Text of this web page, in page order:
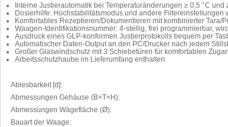
Interne Justierautomatik bei Temperaturänderungen ≥ 0,5 °C
Dosierhilfe: Hochstabilitätsmodus und andere Filtereinstellungen
Komfortables Rezeptieren/Dokumentieren mit kombinierter
Waagen-Identifikationsnummer: 4-stellig, frei programmierbar,
Ausdruck eines GLP-konformen Justierprotokolls bequem per
Automatischer Daten-Output an den PC/Drucker nach jedem
Großer Glaswindschutz mit 3 Schiebetüren für komfortablen
Arbeitsschutzhaube im Lieferumfang enthalten
Ablesbarkeit [d]:
Abmessungen Gehäuse (B×T×H):
Abmessungen Wägefläche (Ø):
Bauart der Waage: